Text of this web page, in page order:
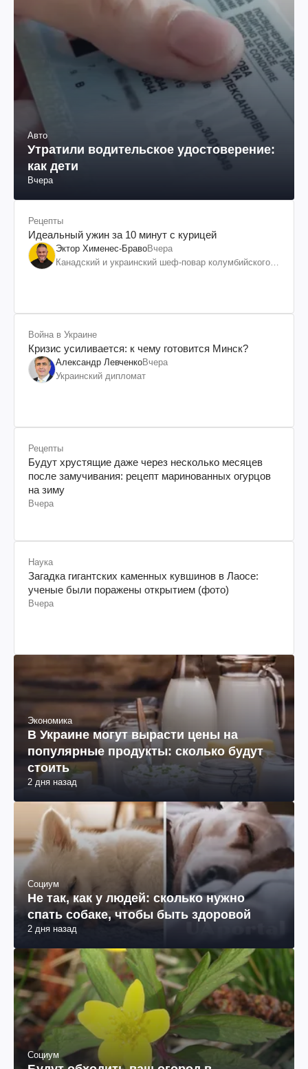
Авто
Утратили водительское удостоверение:
как дети
Вчера
Рецепты
Идеальный ужин за 10 минут с курицей
Эктор Хименес-БравоВчера
Канадский и украинский шеф-повар колумбийского
Война в Украине
Кризис усиливается: к чему готовится Минск?
Александр ЛевченкоВчера
Украинский дипломат
Рецепты
Будут хрустящие даже через несколько месяцев
после замучивания: рецепт маринованных огурцов
на зиму
Вчера
Наука
Загадка гигантских каменных кувшинов в Лаосе:
ученые были поражены открытием (фото)
Вчера
Экономика
В Украине могут вырасти цены на
популярные продукты: сколько будут
стоить
2 дня назад
Социум
Не так, как у людей: сколько нужно
спать собаке, чтобы быть здоровой
2 дня назад
Социум